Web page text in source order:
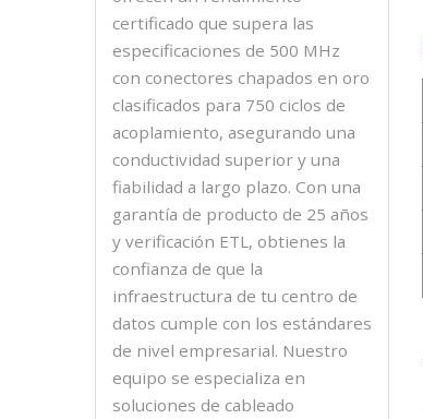
certificado que supera las
especificaciones de 500 MHz
con conectores chapados en oro
clasificados para 750 ciclos de
acoplamiento, asegurando una
conductividad superior y una
fiabilidad a largo plazo. Con una
garantía de producto de 25 años
y verificación ETL, obtienes la
confianza de que la
infraestructura de tu centro de
datos cumple con los estándares
de nivel empresarial. Nuestro
equipo se especializa en
soluciones de cableado